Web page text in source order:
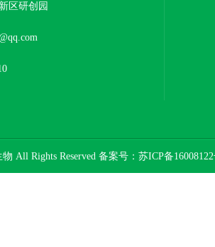
区研创园
All Rights Reserved 备案号： 苏ICP备